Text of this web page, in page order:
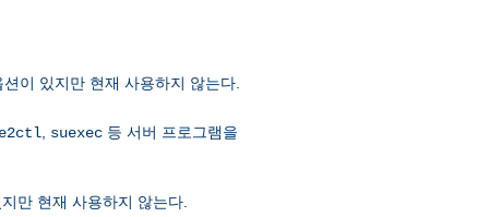
이 있지만 현재 사용하지 않는다.
suexec 등 서버 프로그램을
만 현재 사용하지 않는다.